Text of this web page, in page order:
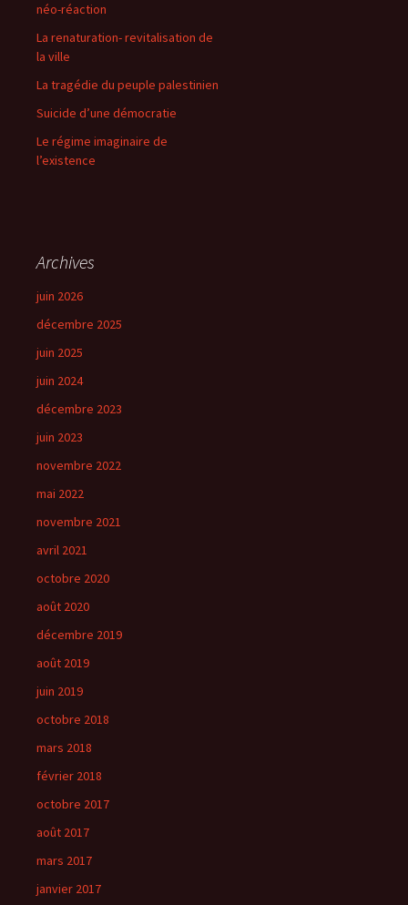
néo-réaction
La renaturation- revitalisation de
la ville
La tragédie du peuple palestinien
Suicide d’une démocratie
Le régime imaginaire de
l’existence
Archives
juin 2026
décembre 2025
juin 2025
juin 2024
décembre 2023
juin 2023
novembre 2022
mai 2022
novembre 2021
avril 2021
octobre 2020
août 2020
décembre 2019
août 2019
juin 2019
octobre 2018
mars 2018
février 2018
octobre 2017
août 2017
mars 2017
janvier 2017